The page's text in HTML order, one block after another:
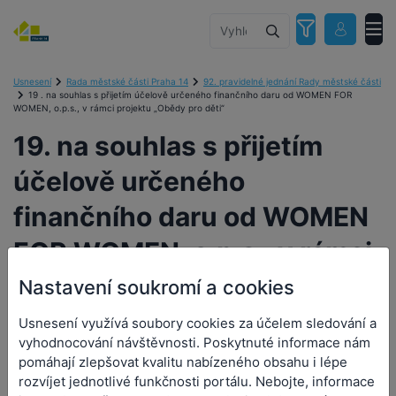
Usnesení Rada městské části Praha 14
92. pravidelné jednání Rady městské části
19 . na souhlas s přijetím účelově určeného finančního daru od WOMEN FOR
WOMEN, o.p.s., v rámci projektu „Obědy pro děti“
19. na souhlas s přijetím
účelově určeného
finančního daru od WOMEN
FOR WOMEN, o.p.s., v rámci
projektu „Obědy pro děti“
19. na souhlas s přijetím
Nastavení soukromí a cookies
Usnesení využívá soubory cookies za účelem sledování a
vyhodnocování návštěvnosti. Poskytnuté informace nám
pomáhají zlepšovat kvalitu nabízeného obsahu i lépe
rozvíjet jednotlivé funkčnosti portálu. Nebojte, informace